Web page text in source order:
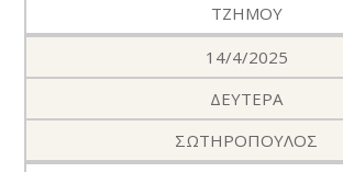
ΤΖΗΜΟΥ
14/4/2025
ΔΕΥΤΕΡΑ
ΣΩΤΗΡΟΠΟΥΛΟΣ